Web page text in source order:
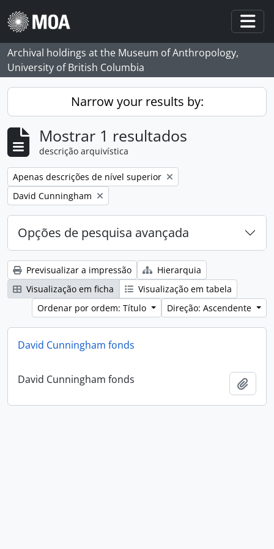
Skip to main content
Archival holdings at the Museum of Anthropology,
University of British Columbia
Narrow your results by:
Mostrar 1 resultados
descrição arquivística
Remove filter:
Apenas descrições de nível superior
Remove filter:
David Cunningham
Opções de pesquisa avançada
Previsualizar a impressão
Hierarquia
Visualização em ficha
Visualização em tabela
Ordenar por ordem: Título
Direção: Ascendente
David Cunningham fonds
David Cunningham fonds